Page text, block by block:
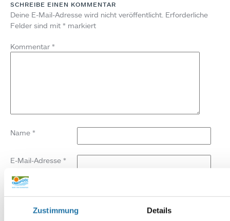
Zustimmung Details
SCHREIBE EINEN KOMMENTAR
Deine E-Mail-Adresse wird nicht veröffentlicht. Erforderliche
Felder sind mit * markiert
Kommentar *
Name *
E-Mail-Adresse *
Website